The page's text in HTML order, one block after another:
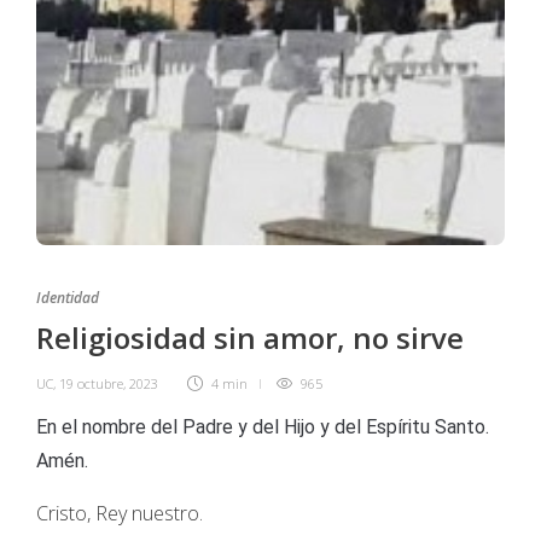
Identidad
Religiosidad sin amor, no sirve
UC, 19 octubre, 2023 4 min 965
En el nombre del Padre y del Hijo y del Espíritu Santo.
Amén.
Cristo, Rey nuestro.